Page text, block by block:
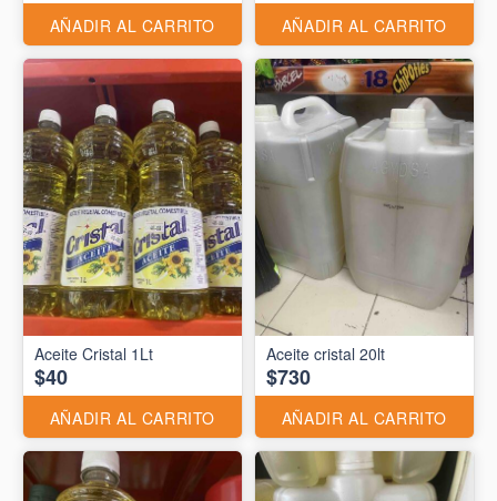
AÑADIR AL CARRITO AÑADIR AL CARRITO
Aceite Cristal 1Lt
$40
AÑADIR AL CARRITO
Aceite cristal 20lt
$730
AÑADIR AL CARRITO